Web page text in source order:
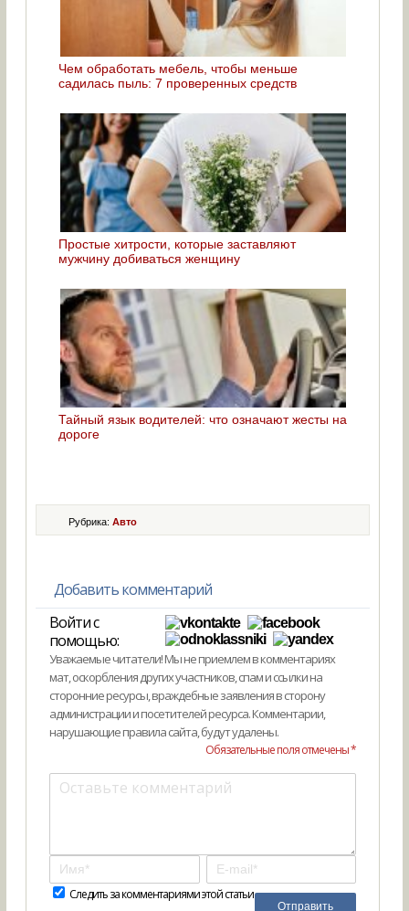
Чем обработать мебель, чтобы меньше
садилась пыль: 7 проверенных средств
Простые хитрости, которые заставляют
мужчину добиваться женщину
Тайный язык водителей: что означают жесты на
дороге
Рубрика:Авто
Добавить комментарий
Войти с
помощью:
Уважаемые читатели! Мы не приемлем в комментариях
мат, оскорбления других участников, спам и ссылки на
сторонние ресурсы, враждебные заявления в сторону
администрации и посетителей ресурса. Комментарии,
нарушающие правила сайта, будут удалены.
Обязательные поля отмечены *
Следить за комментариями этой статьи